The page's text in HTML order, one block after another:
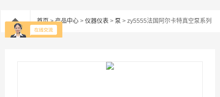
首页>产品中心 > 仪器仪表 > 泵 > zy5555法国阿尔卡特真空泵系列